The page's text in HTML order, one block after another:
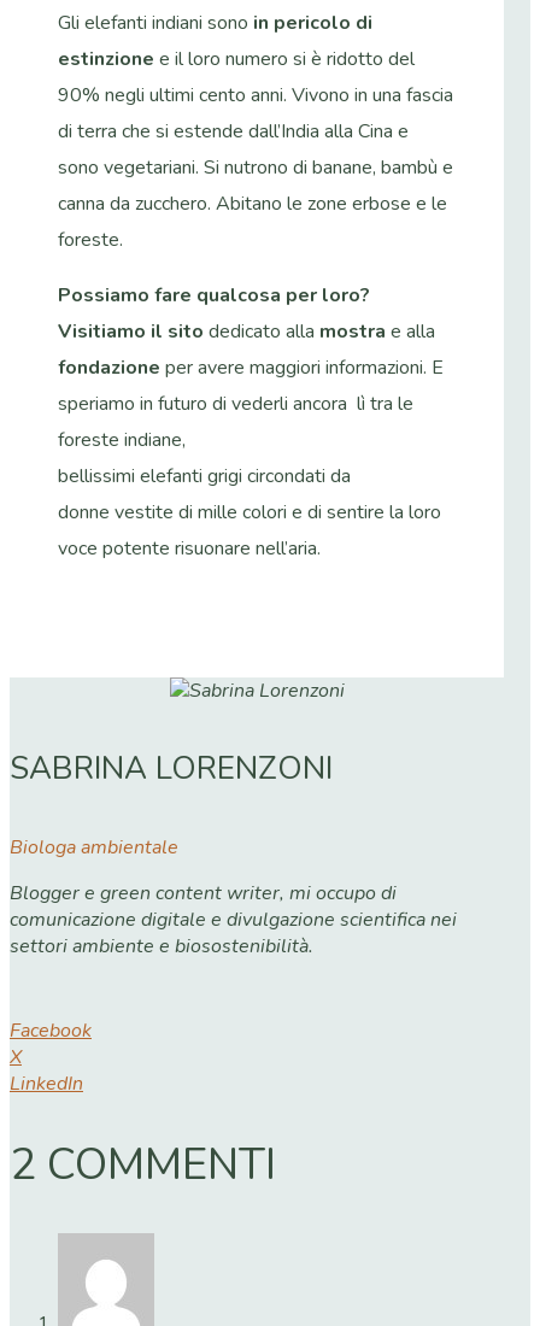
Gli elefanti indiani sono in pericolo di
estinzione e il loro numero si è ridotto del
90% negli ultimi cento anni. Vivono in una fascia
di terra che si estende dall’India alla Cina e
sono vegetariani. Si nutrono di banane, bambù e
canna da zucchero. Abitano le zone erbose e le
foreste.
Possiamo fare qualcosa per loro?
Visitiamo il sito dedicato alla mostra e alla
fondazione per avere maggiori informazioni. E
speriamo in futuro di vederli ancora lì tra le
foreste indiane,
bellissimi elefanti grigi circondati da
donne vestite di mille colori e di sentire la loro
voce potente risuonare nell’aria.
SABRINA LORENZONI
Biologa ambientale
Blogger e green content writer, mi occupo di
comunicazione digitale e divulgazione scientifica nei
settori ambiente e biosostenibilità.
Facebook
X
LinkedIn
2 COMMENTI